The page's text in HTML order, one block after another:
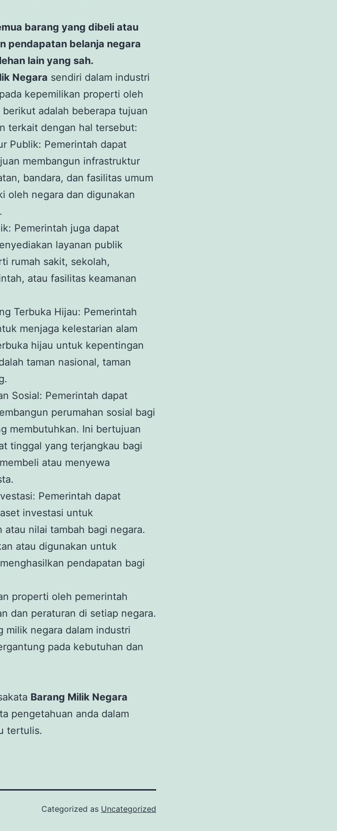
barang yang dibeli atau
pendapatan belanja negara
lain yang sah.
Negara sendiri dalam industri
kepemilikan properti oleh
adalah beberapa tujuan
terkait dengan hal tersebut:
Publik: Pemerintah dapat
membangun infrastruktur
bandara, dan fasilitas umum
oleh negara dan digunakan
Pemerintah juga dapat
layanan publik
rumah sakit, sekolah,
atau fasilitas keamanan
Terbuka Hijau: Pemerintah
menjaga kelestarian alam
hijau untuk kepentingan
taman nasional, taman
Sosial: Pemerintah dapat
perumahan sosial bagi
membutuhkan. Ini bertujuan
tinggal yang terjangkau bagi
atau menyewa
Pemerintah dapat
investasi untuk
atau nilai tambah bagi negara.
atau digunakan untuk
pendapatan bagi
properti oleh pemerintah
dan peraturan di setiap negara.
milik negara dalam industri
pada kebutuhan dan
Barang Milik Negara
pengetahuan anda dalam
tertulis.
Categorized as Uncategorized